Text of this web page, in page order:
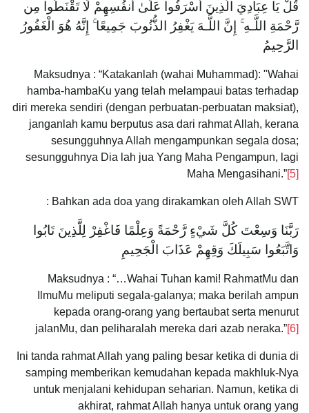
قُلْ يَا عِبَادِيَ الَّذِينَ أَسْرَفُوا عَلَىٰ أَنفُسِهِمْ لَا تَقْنَطُوا مِن
رَّحْمَةِ اللَّـهِ ۚ إِنَّ اللَّـهَ يَغْفِرُ الذُّنُوبَ جَمِيعًا ۚ إِنَّهُ هُوَ الْغَفُورُ
الرَّحِيمُ
Maksudnya : “Katakanlah (wahai Muhammad): "Wahai
hamba-hambaKu yang telah melampaui batas terhadap
diri mereka sendiri (dengan perbuatan-perbuatan maksiat),
janganlah kamu berputus asa dari rahmat Allah, kerana
sesungguhnya Allah mengampunkan segala dosa;
sesungguhnya Dia lah jua Yang Maha Pengampun, lagi
Maha Mengasihani.”[5]
Bahkan ada doa yang dirakamkan oleh Allah SWT :
رَبَّنَا وَسِعْتَ كُلَّ شَيْءٍ رَّحْمَةً وَعِلْمًا فَاغْفِرْ لِلَّذِينَ تَابُوا
وَاتَّبَعُوا سَبِيلَكَ وَقِهِمْ عَذَابَ الْجَحِيمِ
Maksudnya : “…Wahai Tuhan kami! RahmatMu dan
IlmuMu meliputi segala-galanya; maka berilah ampun
kepada orang-orang yang bertaubat serta menurut
jalanMu, dan peliharalah mereka dari azab neraka.”[6]
Ini tanda rahmat Allah yang paling besar ketika di dunia di
samping memberikan kemudahan kepada makhluk-Nya
untuk menjalani kehidupan seharian. Namun, ketika di
akhirat, rahmat Allah hanya untuk orang yang